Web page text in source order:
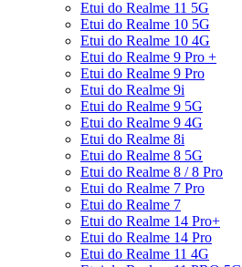
Etui do Realme 11 5G
Etui do Realme 10 5G
Etui do Realme 10 4G
Etui do Realme 9 Pro +
Etui do Realme 9 Pro
Etui do Realme 9i
Etui do Realme 9 5G
Etui do Realme 9 4G
Etui do Realme 8i
Etui do Realme 8 5G
Etui do Realme 8 / 8 Pro
Etui do Realme 7 Pro
Etui do Realme 7
Etui do Realme 14 Pro+
Etui do Realme 14 Pro
Etui do Realme 11 4G